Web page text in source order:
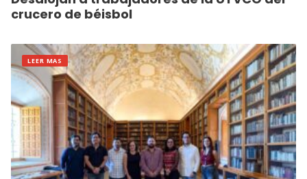
crucero de béisbol
LEER MAS